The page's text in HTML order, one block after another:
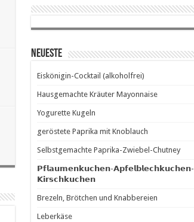
Neueste
Eiskönigin-Cocktail (alkoholfrei)
Hausgemachte Kräuter Mayonnaise
Yogurette Kugeln
geröstete Paprika mit Knoblauch
Selbstgemachte Paprika-Zwiebel-Chutney
𝗣𝗳𝗹𝗮𝘂𝗺𝗲𝗻𝗸𝘂𝗰𝗵𝗲𝗻-𝗔𝗽𝗳𝗲𝗹𝗯𝗹𝗲𝗰𝗵𝗸𝘂𝗰𝗵𝗲𝗻-
𝗞𝗶𝗿𝘀𝗰𝗵𝗸𝘂𝗰𝗵𝗲𝗻
Brezeln, Brötchen und Knabbereien
Leberkäse